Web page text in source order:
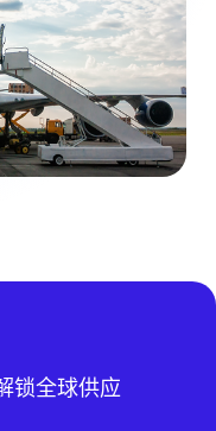
锁全球供应